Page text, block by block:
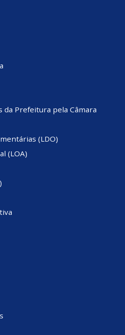
da Prefeitura pela Câmara
(LDO)
(LOA)